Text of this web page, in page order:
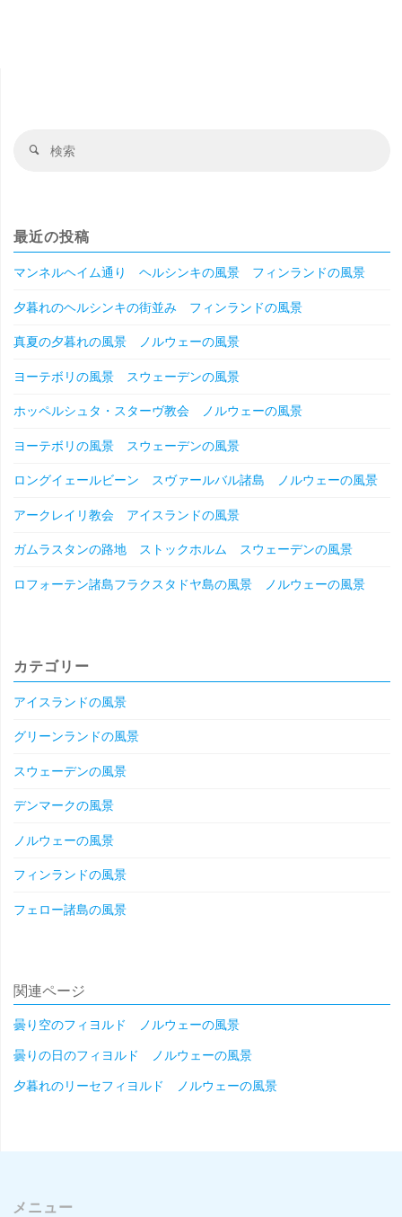
絶
景"
検
最近の投稿
マンネルヘイム通り ヘルシンキの風景 フィンランドの風景
夕暮れのヘルシンキの街並み フィンランドの風景
真夏の夕暮れの風景 ノルウェーの風景
ヨーテボリの風景 スウェーデンの風景
ホッペルシュタ・スターヴ教会 ノルウェーの風景
ヨーテボリの風景 スウェーデンの風景
ロングイェールビーン スヴァールバル諸島 ノルウェーの風景
アークレイリ教会 アイスランドの風景
ガムラスタンの路地 ストックホルム スウェーデンの風景
ロフォーテン諸島フラクスタドヤ島の風景 ノルウェーの風景
カテゴリー
アイスランドの風景
グリーンランドの風景
スウェーデンの風景
デンマークの風景
ノルウェーの風景
フィンランドの風景
フェロー諸島の風景
関連ページ
曇り空のフィヨルド ノルウェーの風景
曇りの日のフィヨルド ノルウェーの風景
夕暮れのリーセフィヨルド ノルウェーの風景
メニュー